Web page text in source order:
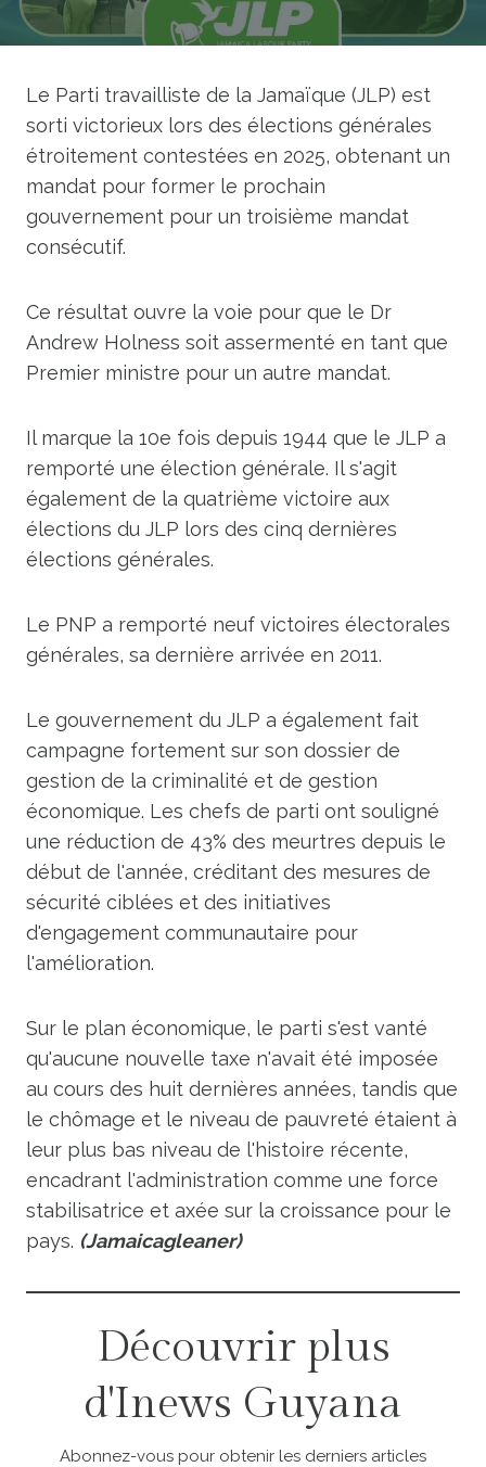
Le Parti travailliste de la Jamaïque (JLP) est
sorti victorieux lors des élections générales
étroitement contestées en 2025, obtenant un
mandat pour former le prochain
gouvernement pour un troisième mandat
consécutif.
Ce résultat ouvre la voie pour que le Dr
Andrew Holness soit assermenté en tant que
Premier ministre pour un autre mandat.
Il marque la 10e fois depuis 1944 que le JLP a
remporté une élection générale. Il s'agit
également de la quatrième victoire aux
élections du JLP lors des cinq dernières
élections générales.
Le PNP a remporté neuf victoires électorales
générales, sa dernière arrivée en 2011.
Le gouvernement du JLP a également fait
campagne fortement sur son dossier de
gestion de la criminalité et de gestion
économique. Les chefs de parti ont souligné
une réduction de 43% des meurtres depuis le
début de l'année, créditant des mesures de
sécurité ciblées et des initiatives
d'engagement communautaire pour
l'amélioration.
Sur le plan économique, le parti s'est vanté
qu'aucune nouvelle taxe n'avait été imposée
au cours des huit dernières années, tandis que
le chômage et le niveau de pauvreté étaient à
leur plus bas niveau de l'histoire récente,
encadrant l'administration comme une force
stabilisatrice et axée sur la croissance pour le
pays. (Jamaicagleaner)
Découvrir plus
d'Inews Guyana
Abonnez-vous pour obtenir les derniers articles